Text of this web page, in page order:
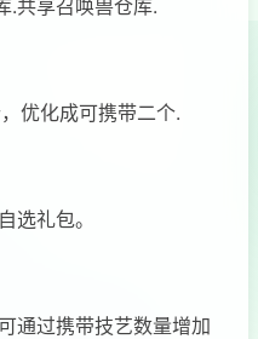
.共享召唤兽仓库.
优化成可携带二个.
选礼包。
通过携带技艺数量增加